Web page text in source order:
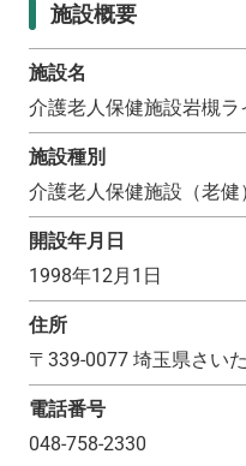
施設概要
施設名
介護老人保健施設岩槻ラ
施設種別
介護老人保健施設（老健
開設年月日
1998年12月1日
住所
〒 339-0077 埼玉県さい
電話番号
048-758-2330